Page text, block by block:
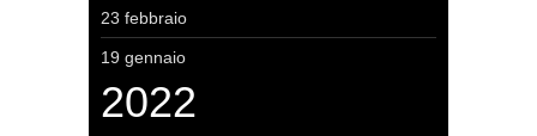
23 febbraio
19 gennaio
2022